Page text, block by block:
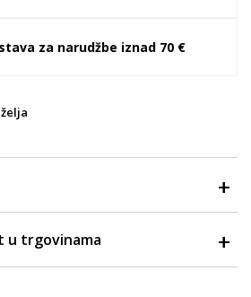
za narudžbe iznad 70 €
u trgovinama